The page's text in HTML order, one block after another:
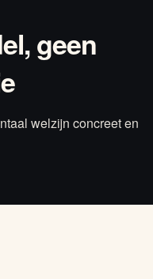
geen
welzijn concreet en